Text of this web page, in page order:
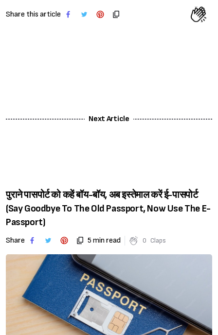
Sign in
Share this article
Next Article
पुराने पासपोर्ट को कहें बॉय-बॉय, अब इस्तेमाल करें ई-पासपोर्ट
(Say Goodbye To The Old Passport, Now Use The E-
Passport)
Share 5 min read 0 Claps